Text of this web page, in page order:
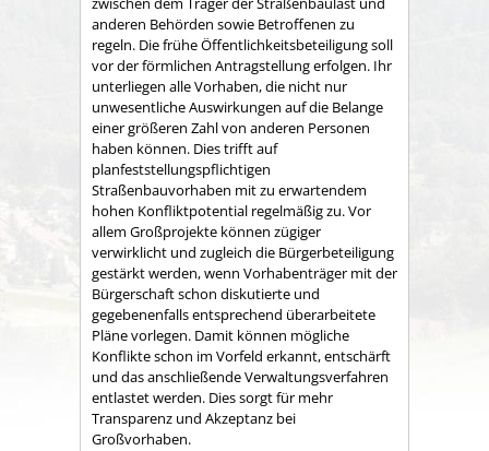
anderen Behörden sowie Betroffenen zu
regeln. Die frühe Öffentlichkeitsbeteiligung soll
vor der förmlichen Antragstellung erfolgen. Ihr
unterliegen alle Vorhaben, die nicht nur
unwesentliche Auswirkungen auf die Belange
einer größeren Zahl von anderen Personen
haben können. Dies trifft auf
planfeststellungspflichtigen
Straßenbauvorhaben mit zu erwartendem
hohen Konfliktpotential regelmäßig zu. Vor
allem Großprojekte können zügiger
verwirklicht und zugleich die Bürgerbeteiligung
gestärkt werden, wenn Vorhabenträger mit der
Bürgerschaft schon diskutierte und
gegebenenfalls entsprechend überarbeitete
Pläne vorlegen. Damit können mögliche
Konflikte schon im Vorfeld erkannt, entschärft
und das anschließende Verwaltungsverfahren
entlastet werden. Dies sorgt für mehr
Transparenz und Akzeptanz bei
Großvorhaben.